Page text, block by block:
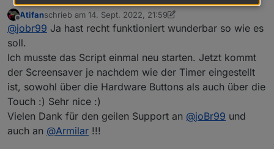
Hab nur hinzugefügt, das er beim Wechseln der Seite
zurückgesetzt wird.
Offline
Atifanschrieb am 14. Sept. 2022, 21:59
zuletzt editiert von Atifan
@jobr99 Ja hast recht funktioniert wunderbar so wie es
soll.
Ich musste das Script einmal neu starten. Jetzt kommt
der Screensaver je nachdem wie der Timer eingestellt
ist, sowohl über die Hardware Buttons als auch über die
Touch :) Sehr nice :)
Vielen Dank für den geilen Support an @joBr99 und
auch an @Armilar !!!